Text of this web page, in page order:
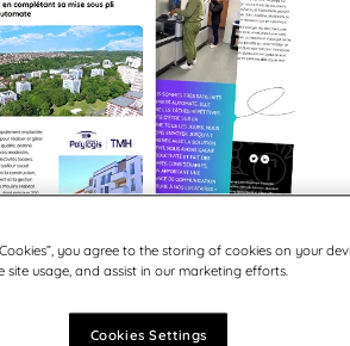
in Seine-et-Marne, Frankrijk, creëert
you agree to the storing of cookies on your
site usage, and assist in our marketing efforts.
Cookies Settings